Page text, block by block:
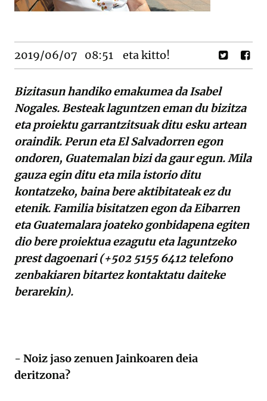
2019/06/07 08:51 eta kitto!
Bizitasun handiko emakumea da Isabel
Nogales. Besteak laguntzen eman du bizitza
eta proiektu garrantzitsuak ditu esku artean
oraindik. Perun eta El Salvadorren egon
ondoren, Guatemalan bizi da gaur egun. Mila
gauza egin ditu eta mila istorio ditu
kontatzeko, baina bere aktibitateak ez du
etenik. Familia bisitatzen egon da Eibarren
eta Guatemalara joateko gonbidapena egiten
dio bere proiektua ezagutu eta laguntzeko
prest dagoenari (+502 5155 6412 telefono
zenbakiaren bitartez kontaktatu daiteke
berarekin).
- Noiz jaso zenuen Jainkoaren deia
deritzona?